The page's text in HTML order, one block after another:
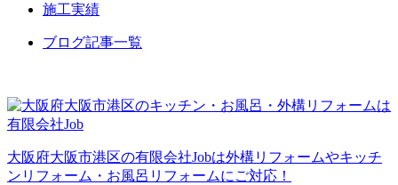
施工実績
ブログ記事一覧
大阪府大阪市港区の有限会社Jobは外構リフォームやキッチ
ンリフォーム・お風呂リフォームにご対応！